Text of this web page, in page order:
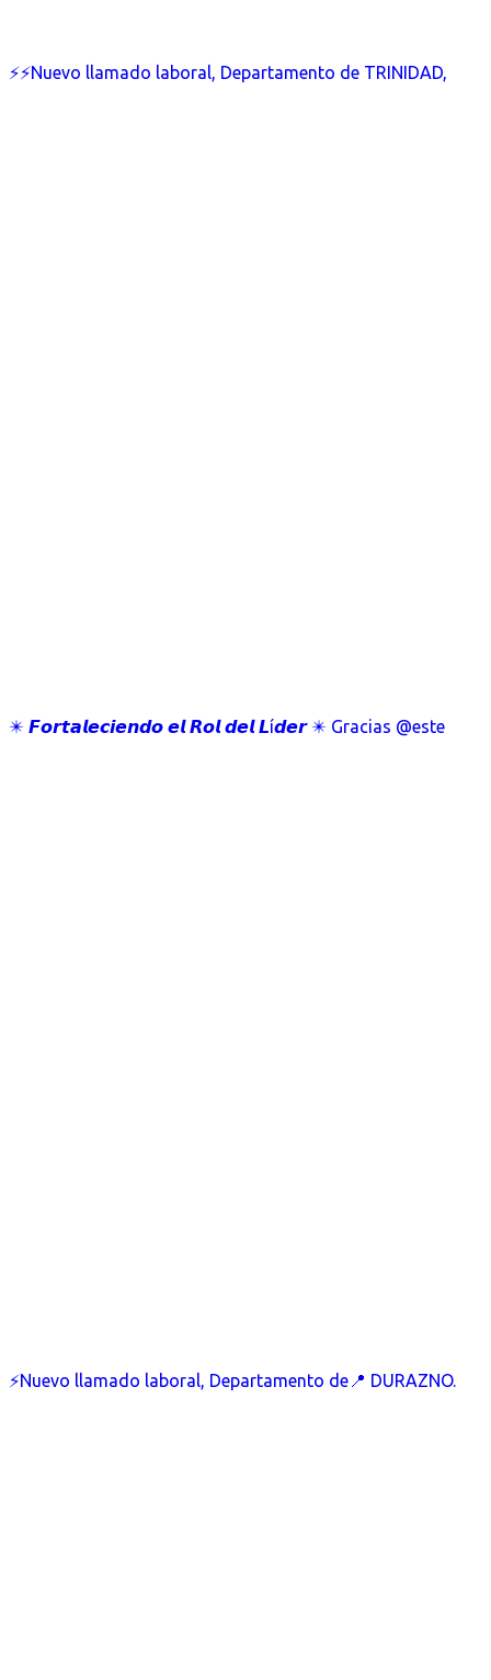
⚡⚡Nuevo llamado laboral, Departamento de TRINIDAD,
✴️ 𝙁𝙤𝙧𝙩𝙖𝙡𝙚𝙘𝙞𝙚𝙣𝙙𝙤 𝙚𝙡 𝙍𝙤𝙡 𝙙𝙚𝙡 𝙇í𝙙𝙚𝙧 ✴️ Gracias @este
⚡Nuevo llamado laboral, Departamento de📍 DURAZNO.